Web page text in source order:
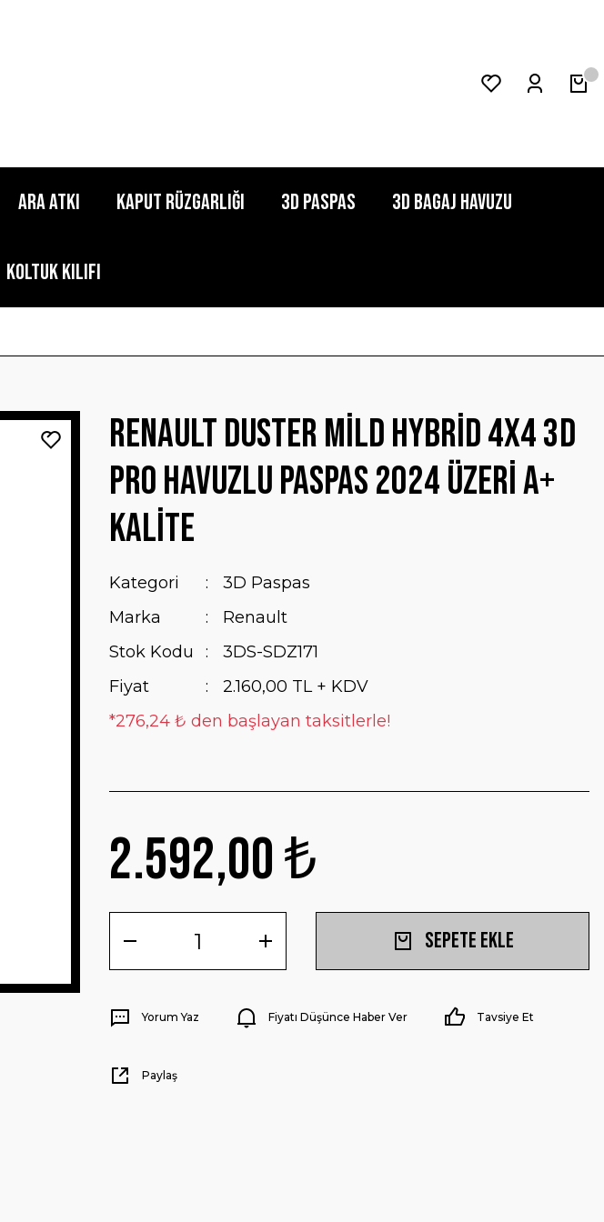
Ara Atkı Kaput Rüzgarlığı 3D Paspas 3D Bagaj Havuzu
Koltuk Kılıfı
Renault Duster Mild Hybrid 4x4 3D
Pro Havuzlu Paspas 2024 Üzeri A+
Kalite
Kategori
3D Paspas
Marka
Renault
Stok Kodu
3DS-SDZ171
Fiyat
2.160,00 TL + KDV
*276,24 ₺ den başlayan taksitlerle!
2.592,00 ₺
Sepete Ekle
Yorum Yaz Fiyatı Düşünce Haber Ver Tavsiye Et
Paylaş